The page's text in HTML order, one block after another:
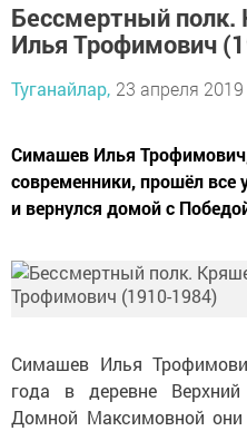
Бессмертный
Илья Трофимович
Туганайлар, 23 апреля 2019
Симашев Илья
современники, прошёл
и вернулся домой с
Симашев Илья
года в деревне
Домной Максимовной они